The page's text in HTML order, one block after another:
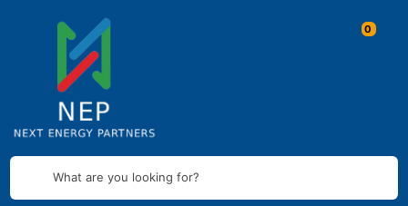
What are you looking for?